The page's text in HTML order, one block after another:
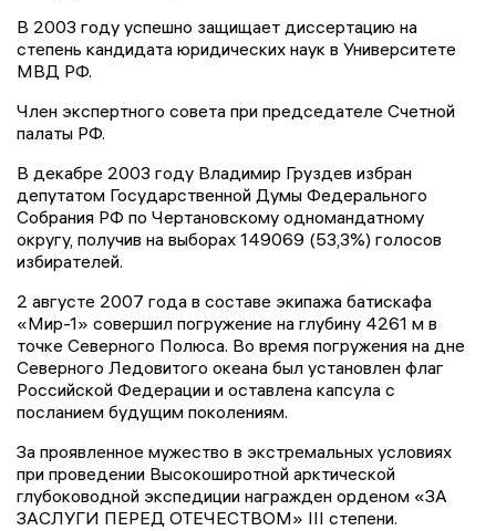
В 2003 году успешно защищает диссертацию на
степень кандидата юридических наук в Университете
МВД РФ.
Член экспертного совета при председателе Счетной
палаты РФ.
В декабре 2003 году Владимир Груздев избран
депутатом Государственной Думы Федерального
Собрания РФ по Чертановскому одномандатному
округу, получив на выборах 149069 (53,3%) голосов
избирателей.
2 августе 2007 года в составе экипажа батискафа
«Мир-1» совершил погружение на глубину 4261 м в
точке Северного Полюса. Во время погружения на дне
Северного Ледовитого океана был установлен флаг
Российской Федерации и оставлена капсула с
посланием будущим поколениям.
За проявленное мужество в экстремальных условиях
при проведении Высокоширотной арктической
глубоководной экспедиции награжден орденом «ЗА
ЗАСЛУГИ ПЕРЕД ОТЕЧЕСТВОМ» III степени.